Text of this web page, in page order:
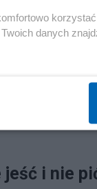
jeść i nie
danych